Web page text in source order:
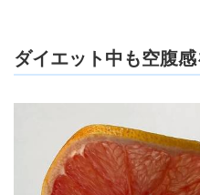
ダイエット中も空腹感